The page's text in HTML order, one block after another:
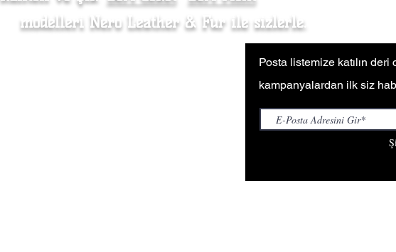
modelleri Nero Leather & Fur ile sizlerle.
Posta listemize katılın
kampanyalardan ilk siz